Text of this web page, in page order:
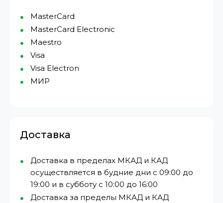
MasterCard
MasterCard Electronic
Maestro
Visa
Visa Electron
МИР⁠
Доставка
Доставка в пределах МКАД и КАД
осуществляется в будние дни с 09:00 до
19:00 и в субботу с 10:00 до 16:00
Доставка за пределы МКАД и КАД